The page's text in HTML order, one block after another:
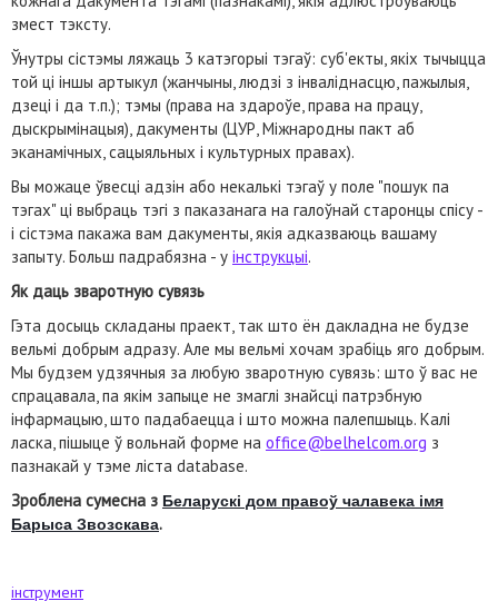
змест тэксту.
Ўнутры сістэмы ляжаць 3 катэгорыі тэгаў: суб'екты, якіх тычыцца
той ці іншы артыкул (жанчыны, людзі з інваліднасцю, пажылыя,
дзеці і да т.п.); тэмы (права на здароўе, права на працу,
дыскрымінацыя), дакументы (ЦУР, Міжнародны пакт аб
эканамічных, сацыяльных і культурных правах).
Вы можаце ўвесці адзін або некалькі тэгаў у поле "пошук па
тэгах" ці выбраць тэгі з паказанага на галоўнай старонцы спісу -
і сістэма пакажа вам дакументы, якія адказваюць вашаму
запыту. Больш падрабязна - у інструкцыі.
Як даць зваротную сувязь
Гэта досыць складаны праект, так што ён дакладна не будзе
вельмі добрым адразу. Але мы вельмі хочам зрабіць яго добрым.
Мы будзем удзячныя за любую зваротную сувязь: што ў вас не
спрацавала, па якім запыце не змаглі знайсці патрэбную
інфармацыю, што падабаецца і што можна палепшыць. Калі
ласка, пішыце ў вольнай форме на office@belhelcom.org з
пазнакай у тэме ліста database.
Зроблена сумесна з Беларускі дом правоў чалавека імя
Барыса Звозскава.
інструмент